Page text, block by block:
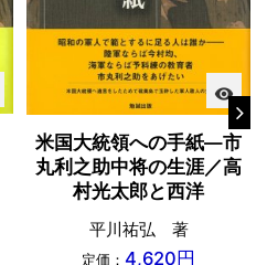
visibility
米国大統領への手紙―市
丸利之助中将の生涯／高
村光太郎と西洋
平川祐弘 著
定価： 4,620円